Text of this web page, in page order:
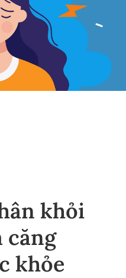
khỏi
căng
khỏe